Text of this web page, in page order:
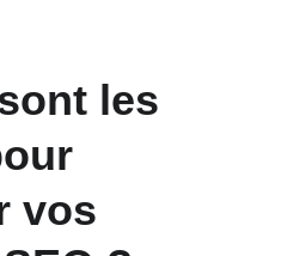
les
vos